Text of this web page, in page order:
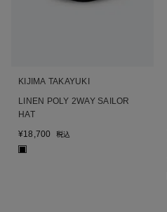
KIJIMA TAKAYUKI
LINEN POLY 2WAY SAILOR
HAT
¥18,700 税込
■